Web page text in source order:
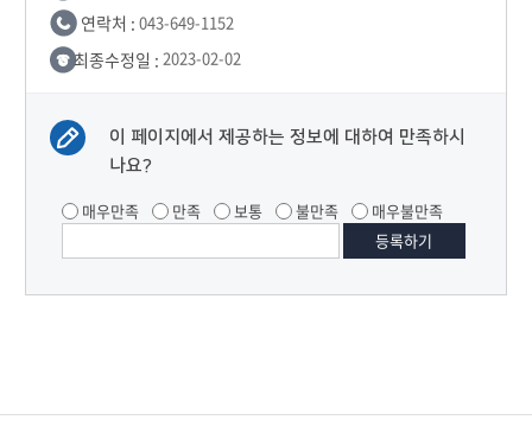
연락처 : 043-649-1152
최종수정일 : 2023-02-02
이 페이지에서 제공하는 정보에 대하여 만족하시
나요?
매우만족 만족 보통 불만족 매우불만족